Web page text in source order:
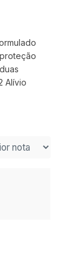
Alívio